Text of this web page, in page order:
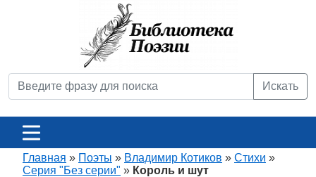
Искать
Главная » Поэты » Владимир Котиков » Стихи »
Серия "Без серии" » Король и шут